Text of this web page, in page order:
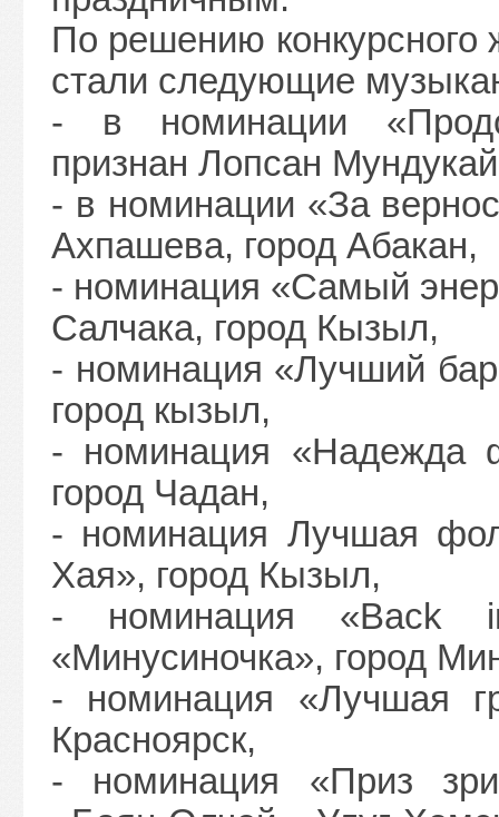
По решению
стали следующие
- в номинации
признан Лопсан
- в номинации «За
Ахпашева, город Абакан,
- номинация «Самый
Салчака, город Кызыл,
- номинация «Лучший
город кызыл,
- номинация «Надежда
город Чадан,
- номинация Лучшая
Хая», город Кызыл,
- номинация «Back
«Минусиночка», город
- номинация «Лучшая
Красноярск,
- номинация «Приз